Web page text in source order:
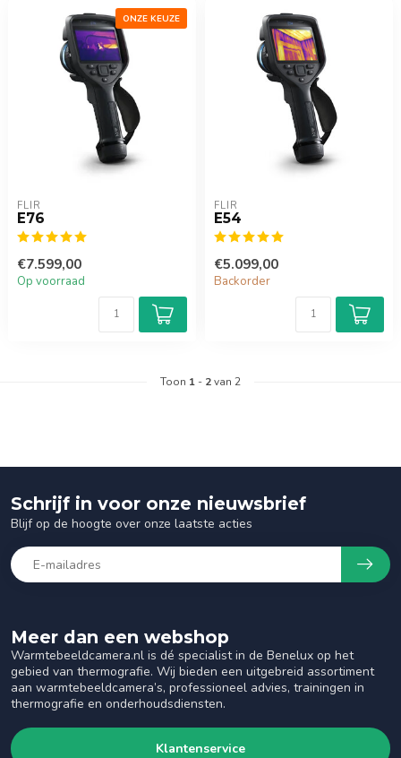
ONZE KEUZE
FLIR
E76
€7.599,00
Op voorraad
FLIR
E54
€5.099,00
Backorder
Toon 1 - 2van 2
Meer dan een webshop
Warmtebeeldcamera.nl is dé specialist in de Benelux op het
gebied van thermografie. Wij bieden een uitgebreid assortiment
aan warmtebeeldcamera’s, professioneel advies, trainingen in
thermografie en onderhoudsdiensten.
Klantenservice
Schrijf in voor onze nieuwsbrief
Blijf op de hoogte over onze laatste acties